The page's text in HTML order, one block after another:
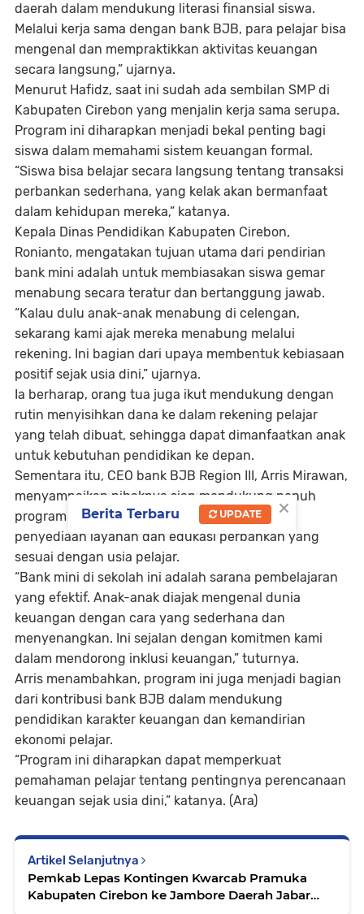
daerah dalam mendukung literasi finansial siswa.
Melalui kerja sama dengan bank BJB, para pelajar bisa
mengenal dan mempraktikkan aktivitas keuangan
secara langsung,” ujarnya.
Menurut Hafidz, saat ini sudah ada sembilan SMP di
Kabupaten Cirebon yang menjalin kerja sama serupa.
Program ini diharapkan menjadi bekal penting bagi
siswa dalam memahami sistem keuangan formal.
“Siswa bisa belajar secara langsung tentang transaksi
perbankan sederhana, yang kelak akan bermanfaat
dalam kehidupan mereka,” katanya.
Kepala Dinas Pendidikan Kabupaten Cirebon,
Ronianto, mengatakan tujuan utama dari pendirian
bank mini adalah untuk membiasakan siswa gemar
menabung secara teratur dan bertanggung jawab.
“Kalau dulu anak-anak menabung di celengan,
sekarang kami ajak mereka menabung melalui
rekening. Ini bagian dari upaya membentuk kebiasaan
positif sejak usia dini,” ujarnya.
Ia berharap, orang tua juga ikut mendukung dengan
rutin menyisihkan dana ke dalam rekening pelajar
yang telah dibuat, sehingga dapat dimanfaatkan anak
untuk kebutuhan pendidikan ke depan.
Sementara itu, CEO bank BJB Region III, Arris Mirawan,
menyampaikan pihaknya siap mendukung penuh
program literasi keuangan di sekolah melalui
penyediaan layanan dan edukasi perbankan yang
sesuai dengan usia pelajar.
“Bank mini di sekolah ini adalah sarana pembelajaran
yang efektif. Anak-anak diajak mengenal dunia
keuangan dengan cara yang sederhana dan
menyenangkan. Ini sejalan dengan komitmen kami
dalam mendorong inklusi keuangan,” tuturnya.
Arris menambahkan, program ini juga menjadi bagian
dari kontribusi bank BJB dalam mendukung
pendidikan karakter keuangan dan kemandirian
ekonomi pelajar.
“Program ini diharapkan dapat memperkuat
pemahaman pelajar tentang pentingnya perencanaan
keuangan sejak usia dini,” katanya. (Ara)
Artikel Selanjutnya
Pemkab Lepas Kontingen Kwarcab Pramuka
Kabupaten Cirebon ke Jambore Daerah Jabar
×
Berita Terbaru UPDATE